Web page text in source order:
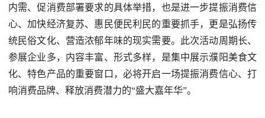
内需、促消费部署要求的具体举措，也是进一步提振消费信
心、加快经济复苏、惠民便民利民的重要抓手，更是弘扬传
统民俗文化、营造浓郁年味的现实需要。此次活动周期长、
参展企业多，内容丰富、形式多样，是集中展示濮阳美食文
化、特色产品的重要窗口，必将开启一场提振消费信心、打
响消费品牌、释放消费潜力的“盛大嘉年华”。